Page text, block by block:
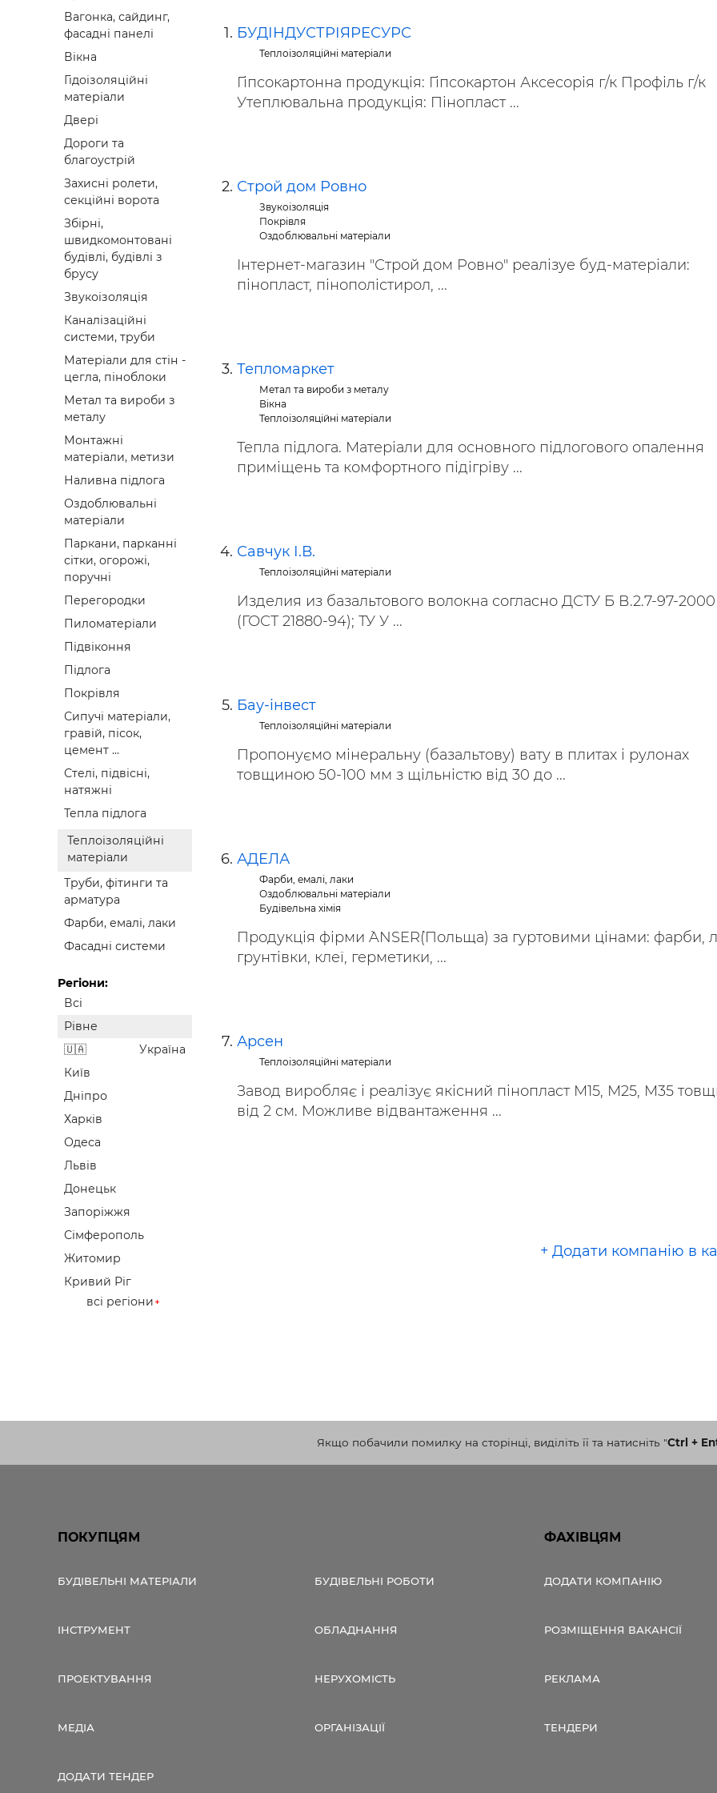
Вагонка, сайдинг,
фасадні панелі
Вікна
Гідоізоляційні
матеріали
Двері
Дороги та
благоустрій
Захисні ролети,
секційні ворота
Збірні,
швидкомонтовані
будівлі, будівлі з
брусу
Звукоізоляція
Каналізаційні
системи, труби
Матеріали для стін -
цегла, піноблоки
Метал та вироби з
металу
Монтажні
матеріали, метизи
Наливна підлога
Оздоблювальні
матеріали
Паркани, парканні
сітки, огорожі,
поручні
Перегородки
Пиломатеріали
Підвіконня
Підлога
Покрівля
Сипучі матеріали,
гравій, пісок,
цемент ...
Стелі, підвісні,
натяжні
Тепла підлога
Теплоізоляційні
матеріали
Труби, фітинги та
арматура
Фарби, емалі, лаки
Фасадні системи
Регіони:
Всі
Рівне
Україна
Київ
Дніпро
Харків
Одеса
Львів
Донецьк
Запоріжжя
Сімферополь
Житомир
Кривий Ріг
всі регіони
БУДІНДУСТРІЯРЕСУРС
Теплоізоляційні матеріали
Гіпсокартонна продукція: Гіпсокартон Аксесорія г/к Профіль г/к
Утеплювальна продукція: Пінопласт ...
Строй дом Ровно
Звукоізоляція
Покрівля
Оздоблювальні матеріали
Інтернет-магазин "Строй дом Ровно" реалізуе буд-матеріали:
пінопласт, пінополістирол, ...
Тепломаркет
Метал та вироби з металу
Вікна
Теплоізоляційні матеріали
Тепла підлога. Матеріали для основного підлогового опалення
приміщень та комфортного підігріву ...
Савчук І.В.
Теплоізоляційні матеріали
Изделия из базальтового волокна согласно ДСТУ Б В.2.7-97-2000
(ГОСТ 21880-94); ТУ У ...
Бау-інвест
Теплоізоляційні матеріали
Пропонуємо мінеральну (базальтову) вату в плитах і рулонах
товщиною 50-100 мм з щільністю від 30 до ...
АДЕЛА
Фарби, емалі, лаки
Оздоблювальні матеріали
Будівельна хімія
Продукція фірми `ANSER`(Польща) за гуртовими цінами: фарби,
грунтівки, клеї, герметики, ...
Арсен
Теплоізоляційні матеріали
Завод виробляє і реалізує якісний пінопласт М15, М25, М35
від 2 см. Можливе відвантаження ...
+ Додати компанію в
Якщо побачили помилку на сторінці, виділіть її та натисніть "Ctrl +
ПОКУПЦЯМ
БУДІВЕЛЬНІ МАТЕРІАЛИ БУДІВЕЛЬНІ РОБОТИ
ІНСТРУМЕНТ ОБЛАДНАННЯ
ПРОЕКТУВАННЯ НЕРУХОМІСТЬ
МЕДІА ОРГАНІЗАЦІЇ
ДОДАТИ ТЕНДЕР
ФАХІВЦЯМ
ДОДАТИ КОМПАНІЮ
РОЗМІЩЕННЯ ВАКАНСІЇ
РЕКЛАМА
ТЕНДЕРИ